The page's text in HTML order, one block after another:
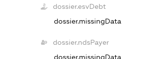
dossier.esvDebt
dossier.missingData
dossier.ndsPayer
dossier.missingData